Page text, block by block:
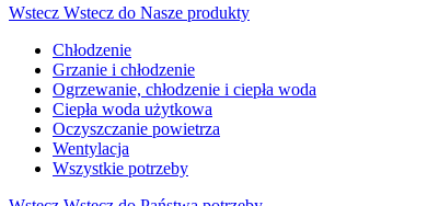
Wstecz Wstecz do Nasze produkty
Chłodzenie
Grzanie i chłodzenie
Ogrzewanie, chłodzenie i ciepła woda
Ciepła woda użytkowa
Oczyszczanie powietrza
Wentylacja
Wszystkie potrzeby